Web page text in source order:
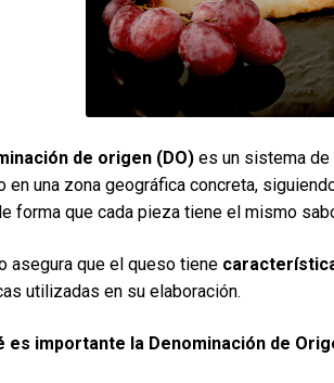
de origen (DO)es un sistema
en una zona geográfica concreta,
forma que cada pieza tiene el mismo
asegura que el queso tiene
utilizadas en su elaboración.
es importante la Denominación de